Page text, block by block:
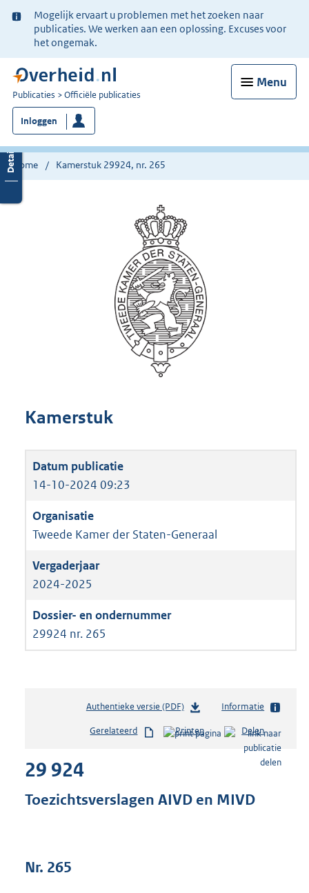
Ter
informatie:
Mogelijk ervaart u problemen met het zoeken naar
publicaties. We werken aan een oplossing. Excuses voor
het ongemak.
Menu
U
bent
nu
hier:
Publicaties Officiële publicaties
Inloggen
Home Kamerstuk 29924, nr. 265
Kamerstuk
14-10-2024 09:23
Tweede Kamer der Staten-Generaal
2024-2025
29924 nr. 265
Authentieke versie (PDF)b
s
d
s
Informatie
Gerelateerd Printen Delen
29 924
Toezichtsverslagen AIVD en MIVD
Nr. 265